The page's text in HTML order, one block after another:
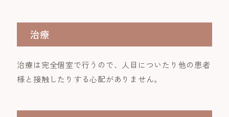
治療
治療は完全個室で行うので、人目についたり他の患者
様と接触したりする心配がありません。